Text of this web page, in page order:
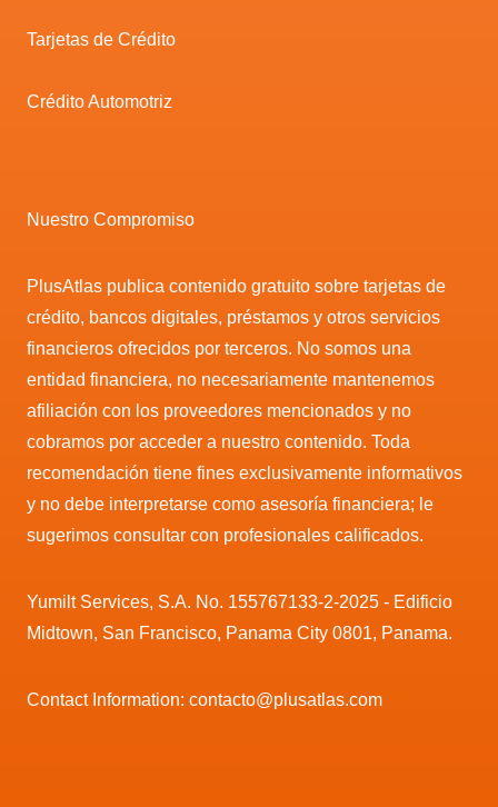
Tarjetas de Crédito
Crédito Automotriz
Nuestro Compromiso
PlusAtlas publica contenido gratuito sobre tarjetas de
crédito, bancos digitales, préstamos y otros servicios
financieros ofrecidos por terceros. No somos una
entidad financiera, no necesariamente mantenemos
afiliación con los proveedores mencionados y no
cobramos por acceder a nuestro contenido. Toda
recomendación tiene fines exclusivamente informativos
y no debe interpretarse como asesoría financiera; le
sugerimos consultar con profesionales calificados.
Yumilt Services, S.A. No. 155767133-2-2025 - Edificio
Midtown, San Francisco, Panama City 0801, Panama.
Contact Information: contacto@plusatlas.com